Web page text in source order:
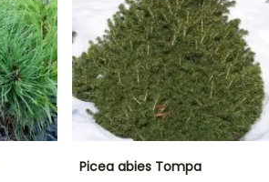
Picea abies Tompa